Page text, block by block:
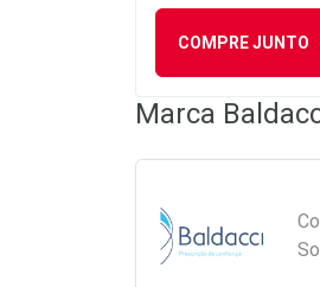
COMPRE JUNTO
Marca